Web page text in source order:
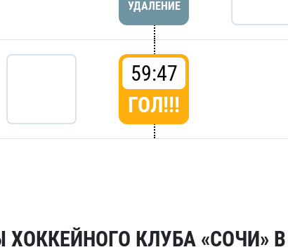
УДАЛЕНИЕ
59:47
ГОЛ!!!
КЛУБА «СОЧИ» В